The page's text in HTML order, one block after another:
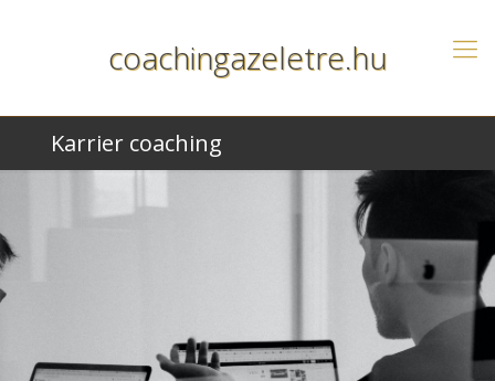
coachingazeletre.hu
Karrier coaching